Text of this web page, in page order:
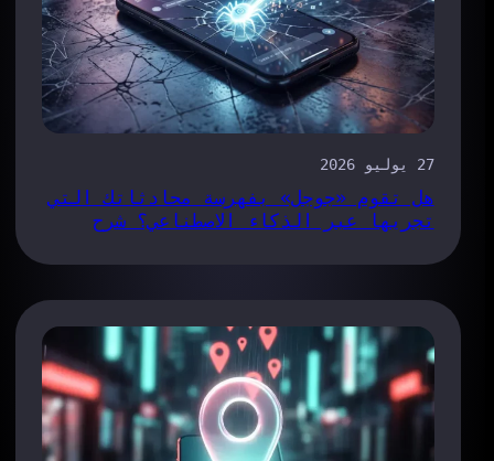
27 يوليو 2026
هل تقوم «جوجل» بفهرسة محادثاتك التي
تجريها عبر الذكاء الاصطناعي؟ شرح